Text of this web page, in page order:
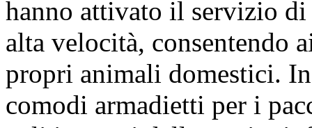
hanno attivato il servizio
alta velocità, consentendo
propri animali domestici.
comodi armadietti per i